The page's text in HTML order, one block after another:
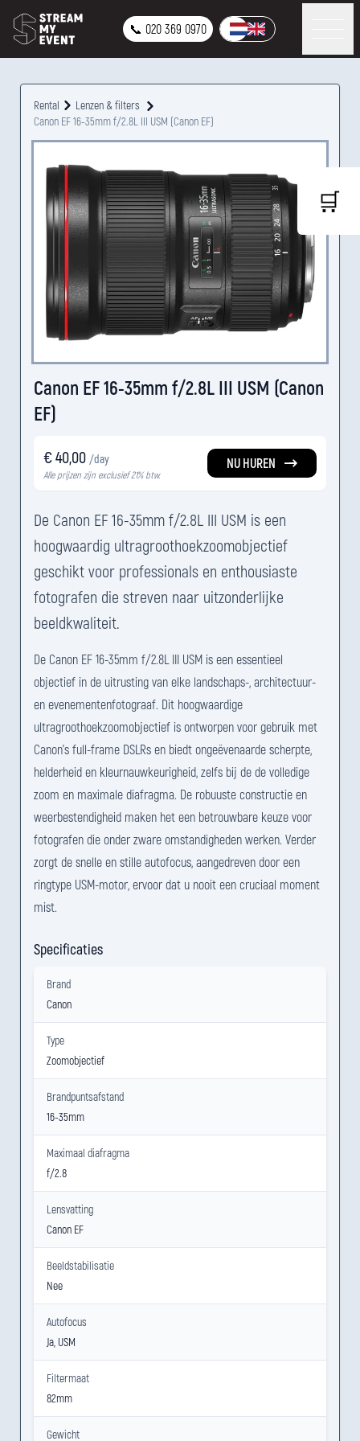
📞 020 369 0970
Rental
Lenzen & filters
Canon EF 16-35mm f/2.8L III USM (Canon EF)
Canon EF 16-35mm f/2.8L III USM (Canon
EF)
€ 40,00 /day
Alle prijzen zijn exclusief 21% btw.
NU HUREN
De Canon EF 16-35mm f/2.8L III USM is een
hoogwaardig ultragroothoekzoomobjectief
geschikt voor professionals en enthousiaste
fotografen die streven naar uitzonderlijke
beeldkwaliteit.
De Canon EF 16-35mm f/2.8L III USM is een essentieel
objectief in de uitrusting van elke landschaps-, architectuur-
en evenementenfotograaf. Dit hoogwaardige
ultragroothoekzoomobjectief is ontworpen voor gebruik met
Canon's full-frame DSLRs en biedt ongeëvenaarde scherpte,
helderheid en kleurnauwkeurigheid, zelfs bij de de volledige
zoom en maximale diafragma. De robuuste constructie en
weerbestendigheid maken het een betrouwbare keuze voor
fotografen die onder zware omstandigheden werken. Verder
zorgt de snelle en stille autofocus, aangedreven door een
ringtype USM-motor, ervoor dat u nooit een cruciaal moment
mist.
Specificaties
Brand
Canon
Type
Zoomobjectief
Brandpuntsafstand
16-35mm
Maximaal diafragma
f/2.8
Lensvatting
Canon EF
Beeldstabilisatie
Nee
Autofocus
Ja, USM
Filtermaat
82mm
Gewicht
🛒